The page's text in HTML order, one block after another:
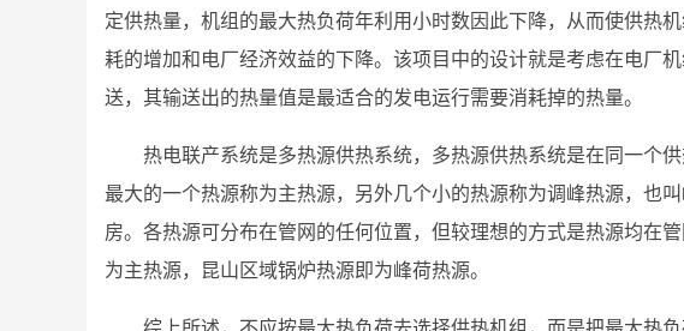
定供热量，机组的最大热负荷年利用小时数因此下降，从而使供热
耗的增加和电厂经济效益的下降。该项目中的设计就是考虑在电厂
送，其输送出的热量值是最适合的发电运行需要消耗掉的热量。
热电联产系统是多热源供热系统，多热源供热系统是在同一个
最大的一个热源称为主热源，另外几个小的热源称为调峰热源，也
房。各热源可分布在管网的任何位置，但较理想的方式是热源均在
为主热源，昆山区域锅炉热源即为峰荷热源。